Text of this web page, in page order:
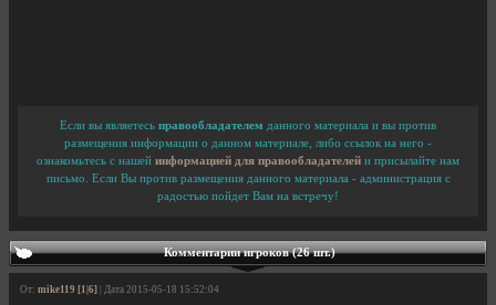
Если вы являетесь правообладателем данного материала и вы против
размещения информации о данном материале, либо ссылок на него -
ознакомьтесь с нашей информацией для правообладателей и присылайте нам
письмо. Если Вы против размещения данного материала - администрация с
радостью пойдет Вам на встречу!
Комментарии игроков (26 шт.)
От: mike119 [1|6] | Дата 2015-05-18 15:52:04